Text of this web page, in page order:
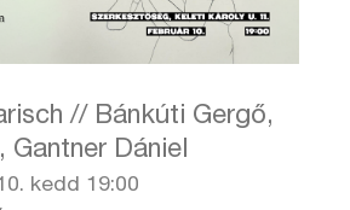
// Bánkúti Gergő,
Gantner Dániel
kedd 19:00